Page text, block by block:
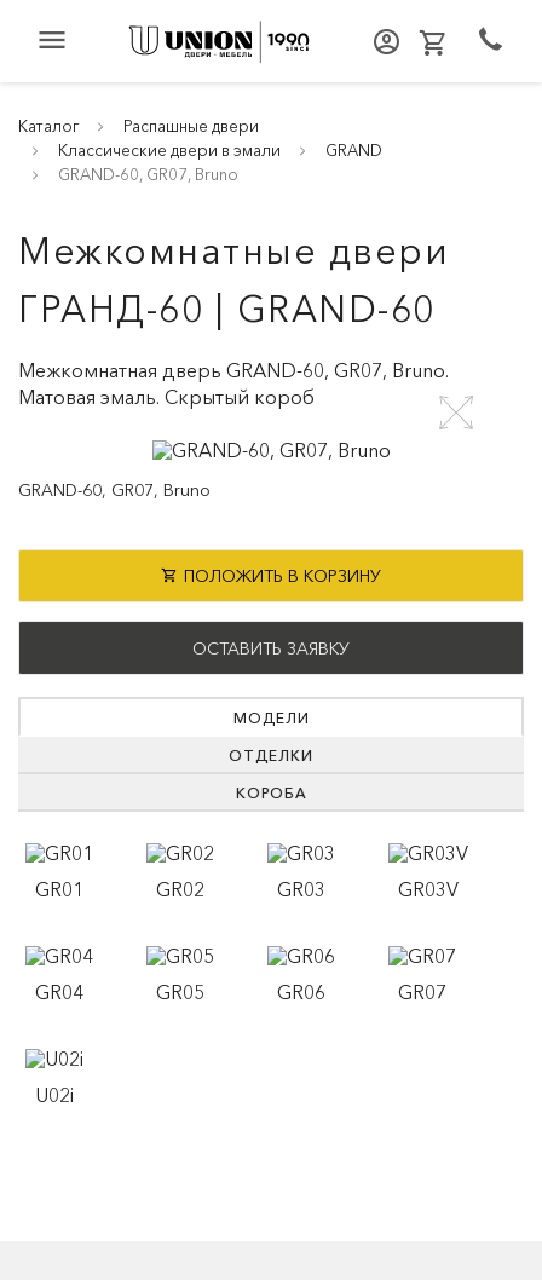
menu
Каталог
Распашные двери
Классические двери в эмали
GRAND
GRAND-60, GR07, Bruno
Межкомнатные двери
ГРАНД-60 | GRAND-60
Межкомнатная дверь GRAND-60, GR07, Bruno.
Матовая эмаль. Скрытый короб
GRAND-60, GR07, Bruno
ПОЛОЖИТЬ В КОРЗИНУ
ОСТАВИТЬ ЗАЯВКУ
МОДЕЛИ
ОТДЕЛКИ
КОРОБА
GR01 GR02 GR03 GR03V
GR04 GR05 GR06 GR07
U02i